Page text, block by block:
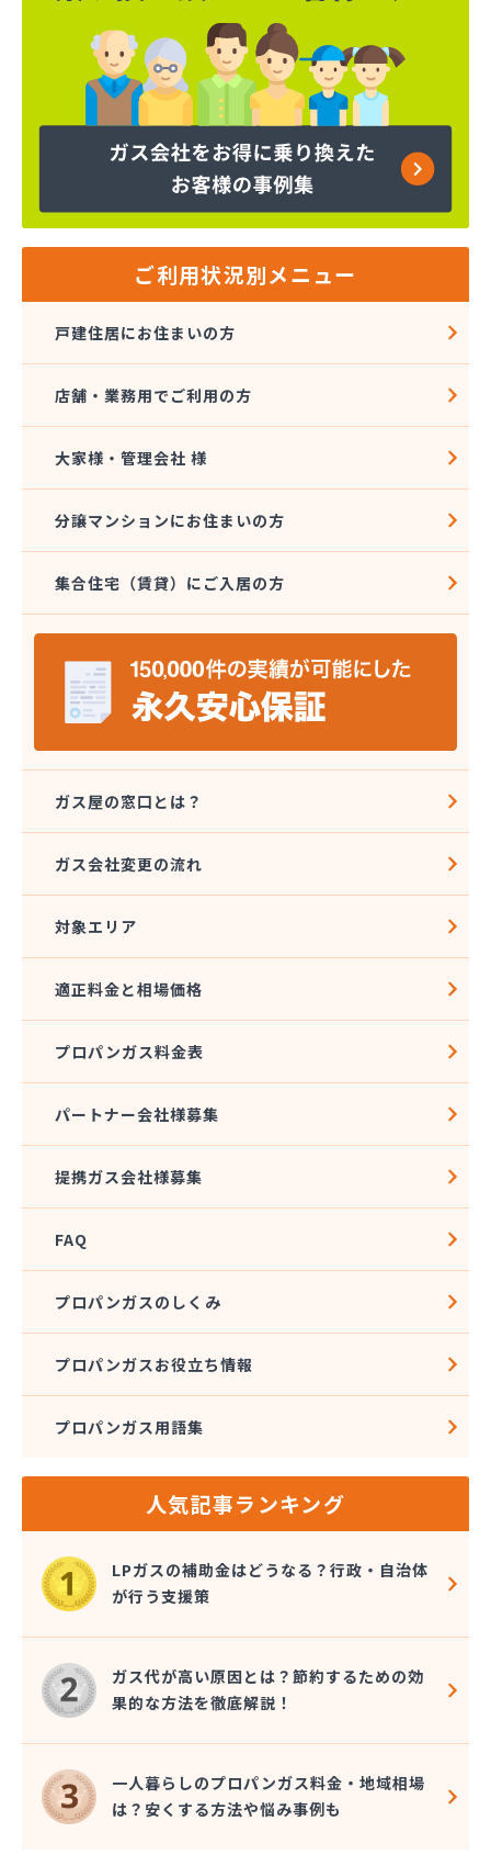
フルタ鹿乗店
ます角商店
マルタケ株式会社
マルト尾関商店
ミライフ西日本株式会社名古屋店
ヤマサ共和ライフ株式会社 一色営業所
ヤマサ共和ライフ株式会社 江南営業所
ヤマサ共和ライフ株式会社 三河営業所
ヤマサ共和ライフ株式会社 豊川営業所
ヤマサ高圧株式会社
ヤマサ總業株式会社 愛知西支店
ヤマトク
リーグ馬場株式会社
愛知高圧株式会社容器検査工場
愛北液化ガス協組江南営業所
旭プロパン
安城ガス株式会社
伊藤プロパン
伊藤忠エネクスホームライフ中部株式会社 碧南営
業所
伊藤忠エネクスホームライフ中部株式会社 名古屋
稲垣商事
稲垣商店
栄燃料合資会社
奥田米穀店
加藤燃料店
加藤豊昭
河村燃料店
角広ガス
割又商店
株式会社アドニス
株式会社あみや商事 本社
株式会社エイチティーピー
株式会社エイチティーピー
株式会社エス・アイ東海
株式会社オーテック
株式会社オーテック 西三河営業所
株式会社ガスキット
株式会社ガステム
株式会社ガスパル 岡崎販売所
株式会社カネコ
株式会社カネ庄
株式会社クラシアン岡崎支社
株式会社コクネ
株式会社コザカヤ 春日井営業所
株式会社コジマガス
株式会社コジマガス ライフアップサポート
株式会社コンプロ産工
株式会社シェル石油豊橋LPG充填工場
株式会社しんせきプロパン部
株式会社スギサン化学
株式会社スマイルガステクノロジー
ご利用状況別メニュー
戸建住居にお住まいの方
店舗・業務用でご利用の方
大家様・管理会社 様
分譲マンションにお住まいの方
集合住宅（賃貸）にご入居の方
ガス屋の窓口とは？
ガス会社変更の流れ
対象エリア
適正料金と相場価格
プロパンガス料金表
パートナー会社様募集
提携ガス会社様募集
FAQ
プロパンガスのしくみ
プロパンガスお役立ち情報
プロパンガス用語集
人気記事ランキング
LPガスの補助金はどうなる？行政・自治体
が行う支援策
ガス代が高い原因とは？節約するための効
果的な方法を徹底解説！
一人暮らしのプロパンガス料金・地域相場
は？安くする方法や悩み事例も